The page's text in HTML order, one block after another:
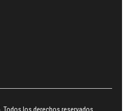
Todos los derechos reservados.